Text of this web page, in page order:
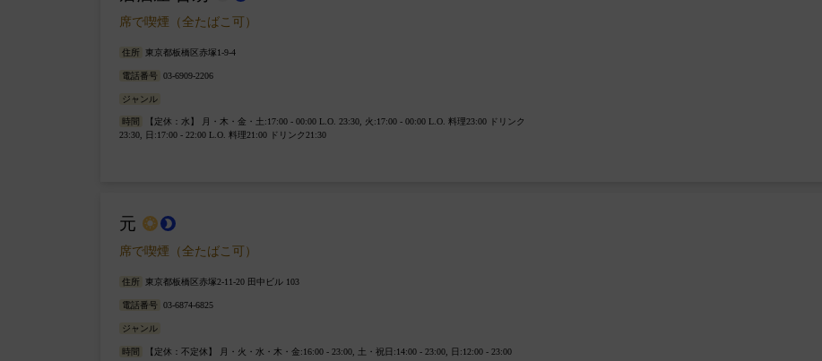
席で喫煙（全たばこ可）
住所 東京都板橋区赤塚1-9-4
電話番号 03-6909-2206
ジャンル
時間
【定休：水】 月・木・金・土:17:00 - 00:00 L.O. 23:30, 火:17:00 - 00:00 L.O. 料理23:00 ドリンク
23:30, 日:17:00 - 22:00 L.O. 料理21:00 ドリンク21:30
元 wb_sunny brightness_2
席で喫煙（全たばこ可）
住所 東京都板橋区赤塚2-11-20 田中ビル 103
電話番号 03-6874-6825
ジャンル
時間 【定休：不定休】 月・火・水・木・金:16:00 - 23:00, 土・祝日:14:00 - 23:00, 日:12:00 - 23:00